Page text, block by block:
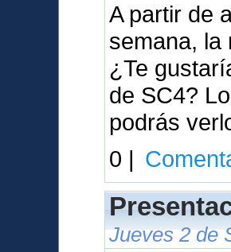
A partir de
semana, la
¿Te
de SC4?
podrás
0 |
Jueves 2 de